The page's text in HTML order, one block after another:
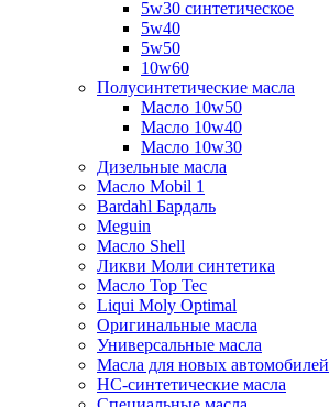
5w30 синтетическое
5w40
5w50
10w60
Полусинтетические масла
Масло 10w50
Масло 10w40
Масло 10w30
Дизельные масла
Масло Mobil 1
Bardahl Бардаль
Meguin
Масло Shell
Ликви Моли синтетика
Масло Top Tec
Liqui Moly Optimal
Оригинальные масла
Универсальные масла
Масла для новых автомобилей
HC-синтетические масла